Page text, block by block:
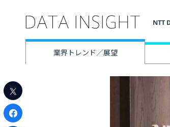
NTT
業界トレンド／展望